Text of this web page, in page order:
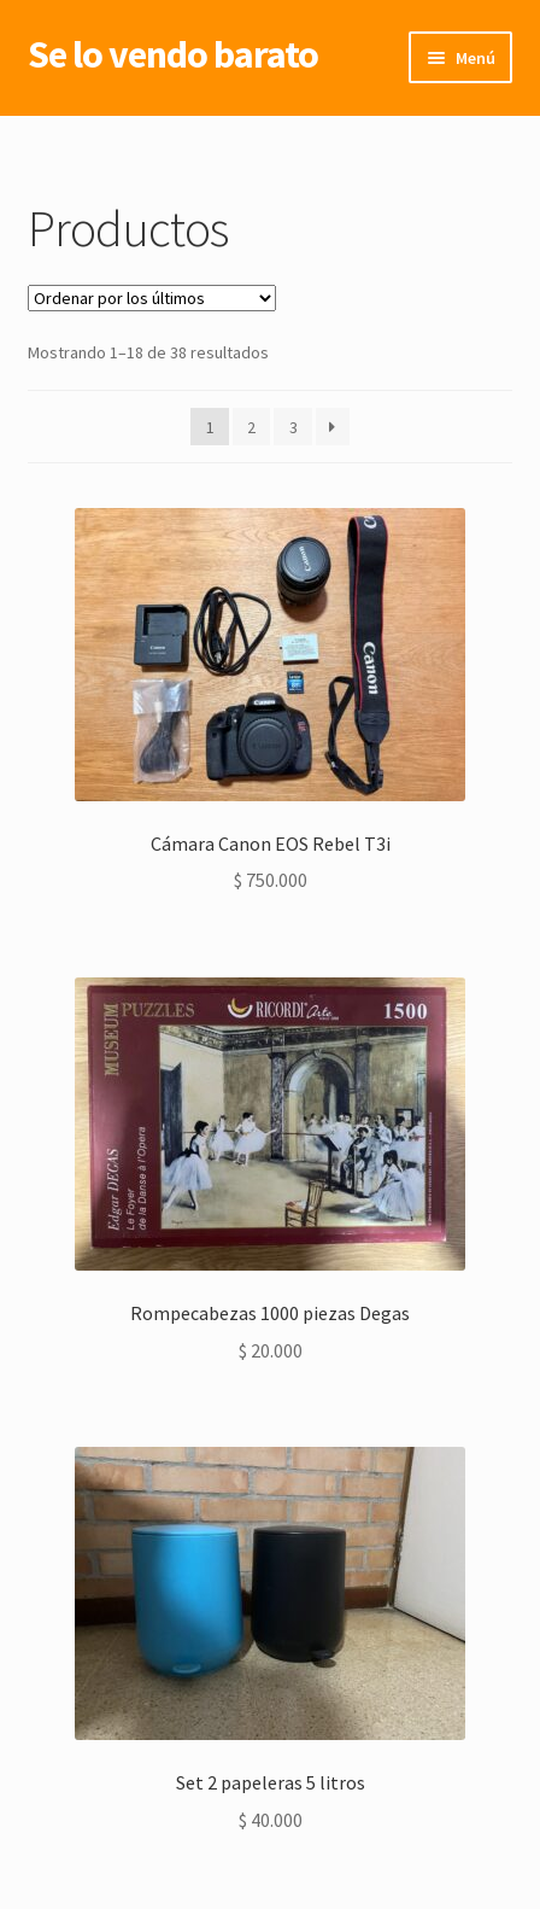
Ir
a
Ir
al
Se lo vendo barato Menú
Inicio
Productos
Mostrando 1–18 de 38 resultadosOrdenado
últimos
1 2 3
Cámara Canon EOS Rebel T3i
$ 750.000
Rompecabezas 1000 piezas Degas
$ 20.000
Set 2 papeleras 5 litros
$ 40.000